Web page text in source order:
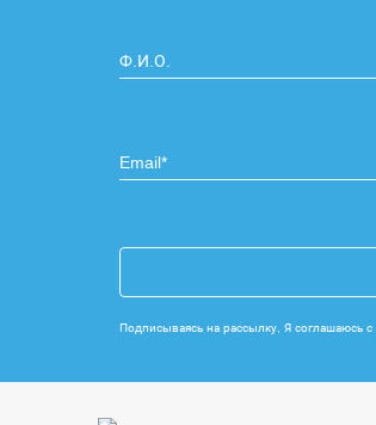
Подписываясь на рассылку, Я соглашаюсь с